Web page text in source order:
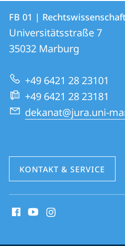
Kontakt
und
Informationen
zur
Website
Kontaktinformationen
FB
01
|
Rechtswissenschaften
FB 01 |
Universitätsstraße 7
35032 Marburg
+49 6421 28 23101
+49 6421 28 23181
dekanat@jura.uni-
KONTAKT & SERVICE
Media